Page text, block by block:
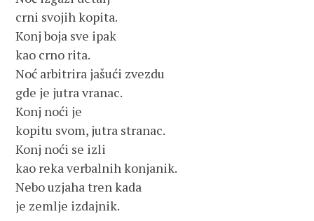
crni svojih kopita.
Konj boja sve ipak
kao crno rita.
Noć arbitrira jašući zvezdu
gde je jutra vranac.
Konj noći je
kopitu svom, jutra stranac.
Konj noći se izli
kao reka verbalnih konjanik.
Nebo uzjaha tren kada
je zemlje izdajnik.